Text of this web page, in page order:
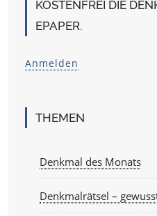
KOSTENFREI DIE
EPAPER.
Anmelden
THEMEN
Denkmal des Monats
Denkmalrätsel –